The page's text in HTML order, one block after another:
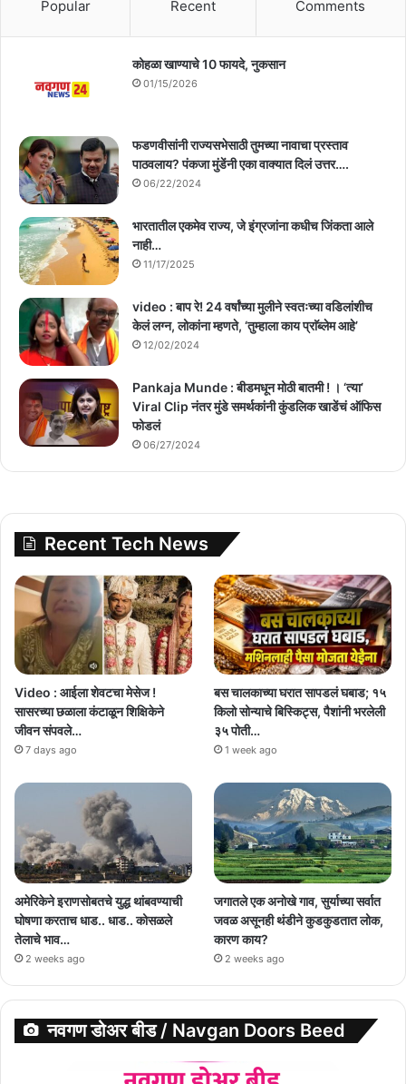
Popular Recent Comments
कोहळा खाण्याचे 10 फायदे, नुकसान
01/15/2026
फडणवीसांनी राज्यसभेसाठी तुमच्या नावाचा प्रस्ताव
पाठवलाय? पंकजा मुंडेंनी एका वाक्यात दिलं उत्तर….
06/22/2024
भारतातील एकमेव राज्य, जे इंग्रजांना कधीच जिंकता आले
नाही…
11/17/2025
video : बाप रे! 24 वर्षांच्या मुलीने स्वतःच्या वडिलांशीच
केलं लग्न, लोकांना म्हणते, ‘तुम्हाला काय प्राॅब्लेम आहे’
12/02/2024
Pankaja Munde : बीडमधून मोठी बातमी ! । ‘त्या’
Viral Clip नंतर मुंडे समर्थकांनी कुंडलिक खाडेंचं ऑफिस
फोडलं
06/27/2024
Recent Tech News
Video : आईला शेवटचा मेसेज !
सासरच्या छळाला कंटाळून शिक्षिकेने
जीवन संपवले…
7 days ago
बस चालकाच्या घरात सापडलं घबाड; १५
किलो सोन्याचे बिस्किट्स, पैशांनी भरलेली
३५ पोती…
1 week ago
अमेरिकेने इराणसोबतचे युद्ध थांबवण्याची
घोषणा करताच धाड.. धाड.. कोसळले
तेलाचे भाव…
2 weeks ago
जगातले एक अनोखे गाव, सुर्याच्या सर्वात
जवळ असूनही थंडीने कुडकुडतात लोक,
कारण काय?
2 weeks ago
नवगण डोअर बीड / Navgan Doors Beed